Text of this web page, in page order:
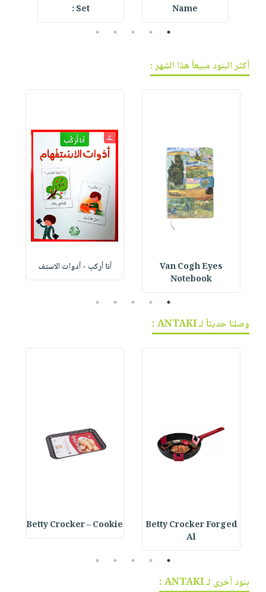
Name
Set :
1
2
3
4
5
أكثر البنود مبيعاً هذا الشهر :
Van Cogh Eyes
Notebook
أنا أركب - أدوات الاستف
1
2
3
4
5
وصلنا حديثاً لـ ANTAKI :
Betty Crocker Forged
Al
Betty Crocker – Cookie
1
2
3
4
5
بنود أخرى لـ ANTAKI :